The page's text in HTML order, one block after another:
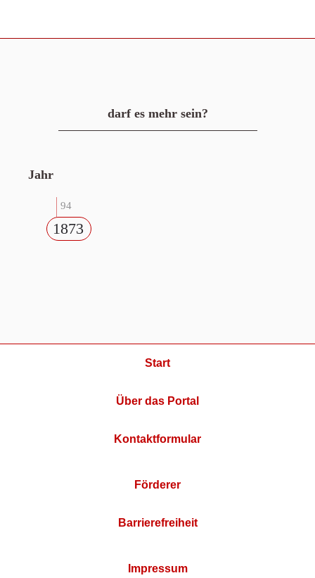
darf es mehr sein?
Jahr
94
1873
Start
Über das Portal
Kontaktformular
Förderer
Barrierefreiheit
Impressum